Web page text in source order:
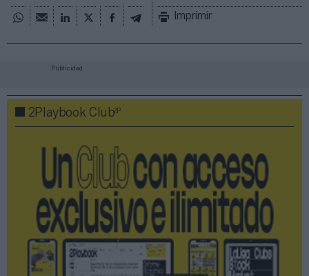
Imprimir
Publicidad
2Playbook Club2P